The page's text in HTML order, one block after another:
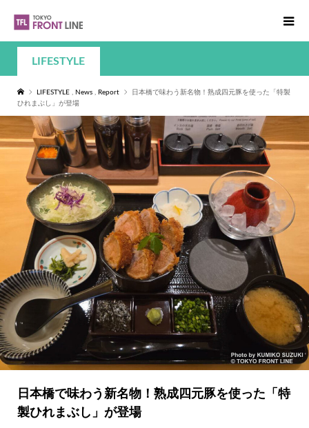
LIFESTYLE
LIFESTYLE , News , Report
日本橋で味わう新名物！熟成四元豚を使った「特製
ひれまぶし」が登場
日本橋で味わう新名物！熟成四元豚を使った「特
製ひれまぶし」が登場